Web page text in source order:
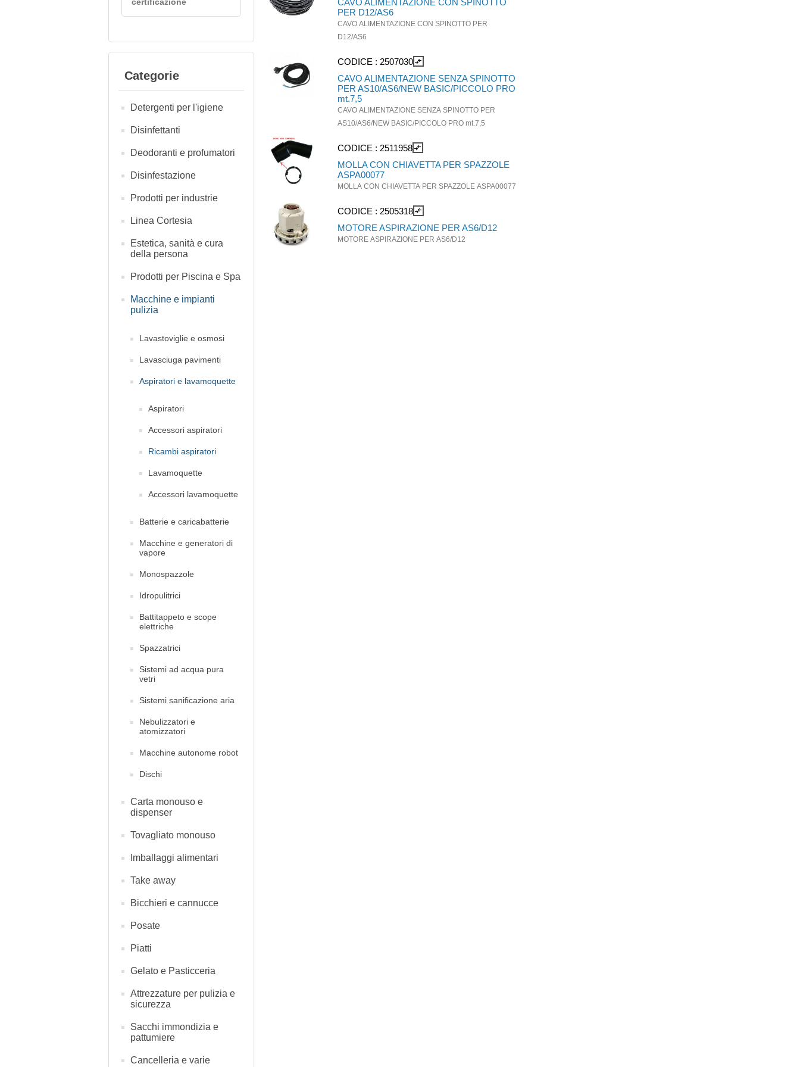
Categorie
Detergenti per l'igiene
Disinfettanti
Deodoranti e profumatori
Disinfestazione
Prodotti per industrie
Linea Cortesia
Estetica, sanità e cura
della persona
Prodotti per Piscina e Spa
Macchine e impianti
pulizia
Lavastoviglie e osmosi
Lavasciuga pavimenti
Aspiratori e lavamoquette
Aspiratori
Accessori aspiratori
Ricambi aspiratori
Lavamoquette
Accessori lavamoquette
Batterie e caricabatterie
Macchine e generatori di
vapore
Monospazzole
Idropulitrici
Battitappeto e scope
elettriche
Spazzatrici
Sistemi ad acqua pura
vetri
Sistemi sanificazione aria
Nebulizzatori e
atomizzatori
Macchine autonome robot
Dischi
Carta monouso e
dispenser
Tovagliato monouso
Imballaggi alimentari
Take away
Bicchieri e cannucce
Posate
Piatti
Gelato e Pasticceria
Attrezzature per pulizia e
sicurezza
Sacchi immondizia e
pattumiere
Cancelleria e varie
CAVO ALIMENTAZIONE CON SPINOTTO
PER D12/AS6
CAVO ALIMENTAZIONE CON SPINOTTO PER
D12/AS6
CODICE : 2507030 compare_arrows
CAVO ALIMENTAZIONE SENZA SPINOTTO
PER AS10/AS6/NEW BASIC/PICCOLO PRO
mt.7,5
CAVO ALIMENTAZIONE SENZA SPINOTTO PER
AS10/AS6/NEW BASIC/PICCOLO PRO mt.7,5
CODICE : 2511958 compare_arrows
MOLLA CON CHIAVETTA PER SPAZZOLE
ASPA00077
MOLLA CON CHIAVETTA PER SPAZZOLE ASPA00077
CODICE : 2505318 compare_arrows
MOTORE ASPIRAZIONE PER AS6/D12
MOTORE ASPIRAZIONE PER AS6/D12